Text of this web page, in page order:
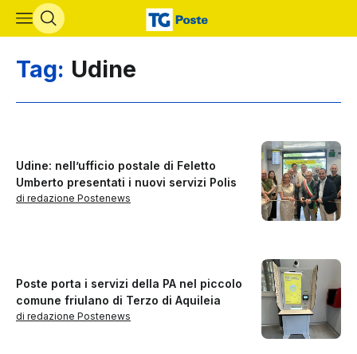
Vai al contenuto principale
Tag: Udine
Udine: nell’ufficio postale di Feletto
Umberto presentati i nuovi servizi Polis
di redazione Postenews
Poste porta i servizi della PA nel piccolo
comune friulano di Terzo di Aquileia
di redazione Postenews